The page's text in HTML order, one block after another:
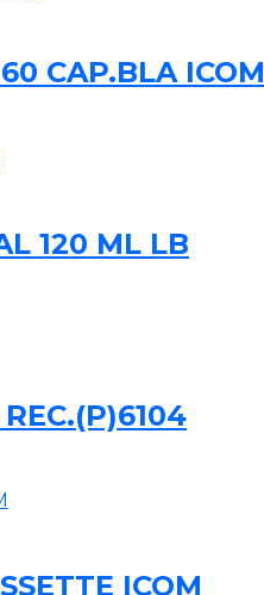
CAP.BLA ICOM
120 ML LB
ICOM